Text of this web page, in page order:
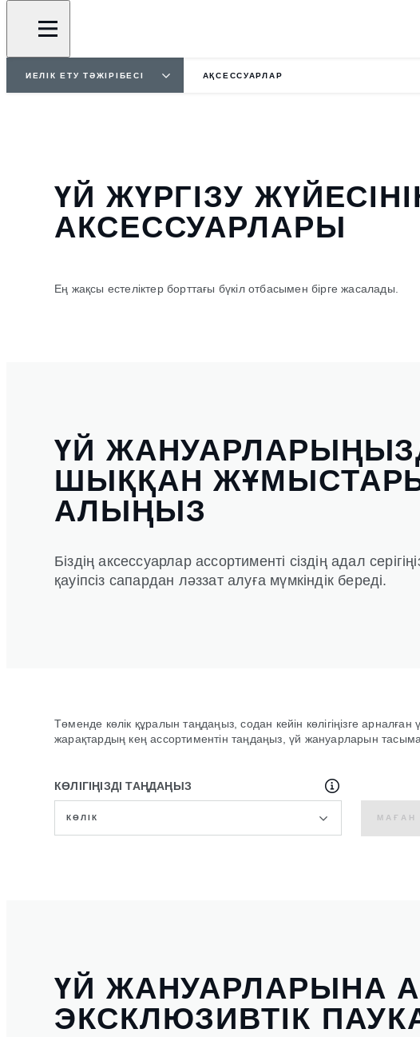
ИЕЛІК ЕТУ ТӘЖІРІБЕСІ АҚСЕССУАРЛАР
ҮЙ ЖҮРГІЗУ
АКСЕССУАРЛАРЫ
Ең жақсы естеліктер борттағы бүкіл отбасымен бірге жасалады.
ҮЙ
ШЫҚҚАН
АЛЫҢЫЗ
Біздің аксессуарлар ассортименті сіздің адал
қауіпсіз сапардан ләззат алуға мүмкіндік береді.
Төменде көлік құралын таңдаңыз, содан кейін көлігіңізге
жарақтардың кең ассортиментін таңдаңыз, үй жануарларын
КӨЛІГІҢІЗДІ ТАҢДАҢЫЗ
КӨЛІК МАҒАН
ҮЙ ЖАНУАРЛАРЫНА
ЭКСКЛЮЗИВТІК